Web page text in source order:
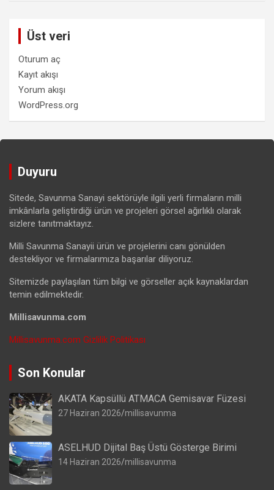
Üst veri
Oturum aç
Kayıt akışı
Yorum akışı
WordPress.org
Duyuru
Sitede, Savunma Sanayi sektörüyle ilgili yerli firmaların milli
imkânlarla geliştirdiği ürün ve projeleri görsel ağırlıklı olarak
sizlere tanıtmaktayız.
Milli Savunma Sanayii ürün ve projelerini canı gönülden
destekliyor ve firmalarımıza başarılar diliyoruz.
Sitemizde paylaşılan tüm bilgi ve görseller açık kaynaklardan
temin edilmektedir.
Millisavunma.com
Millisavunma.com Gizlilik Politikası
Son Konular
AKATA Kapsüllü ATMACA Gemisavar Füzesi
27 Haziran 2026 millisavunma
ASELHUD Dijital Baş Üstü Gösterge Birimi
14 Haziran 2026 millisavunma